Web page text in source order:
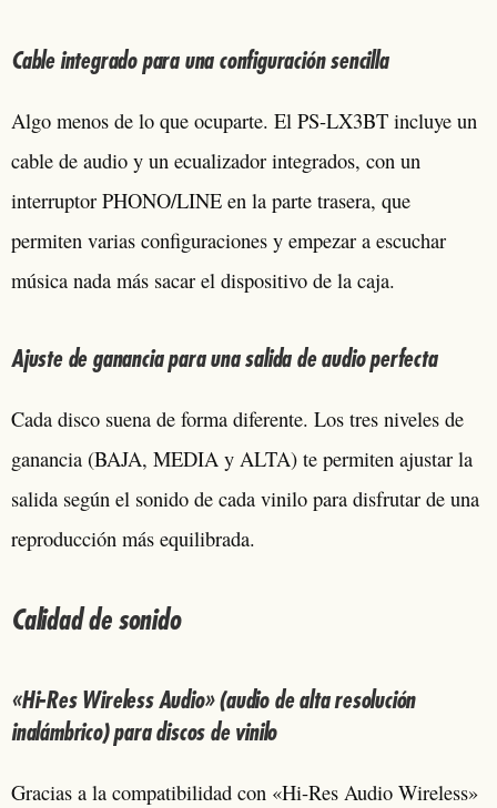
Cable integrado para una configuración sencilla
Algo menos de lo que ocuparte. El PS-LX3BT incluye un
cable de audio y un ecualizador integrados, con un
interruptor PHONO/LINE en la parte trasera, que
permiten varias configuraciones y empezar a escuchar
música nada más sacar el dispositivo de la caja.
Ajuste de ganancia para una salida de audio perfecta
Cada disco suena de forma diferente. Los tres niveles de
ganancia (BAJA, MEDIA y ALTA) te permiten ajustar la
salida según el sonido de cada vinilo para disfrutar de una
reproducción más equilibrada.
Calidad de sonido
«Hi-Res Wireless Audio» (audio de alta resolución
inalámbrico) para discos de vinilo
Gracias a la compatibilidad con «Hi-Res Audio Wireless»